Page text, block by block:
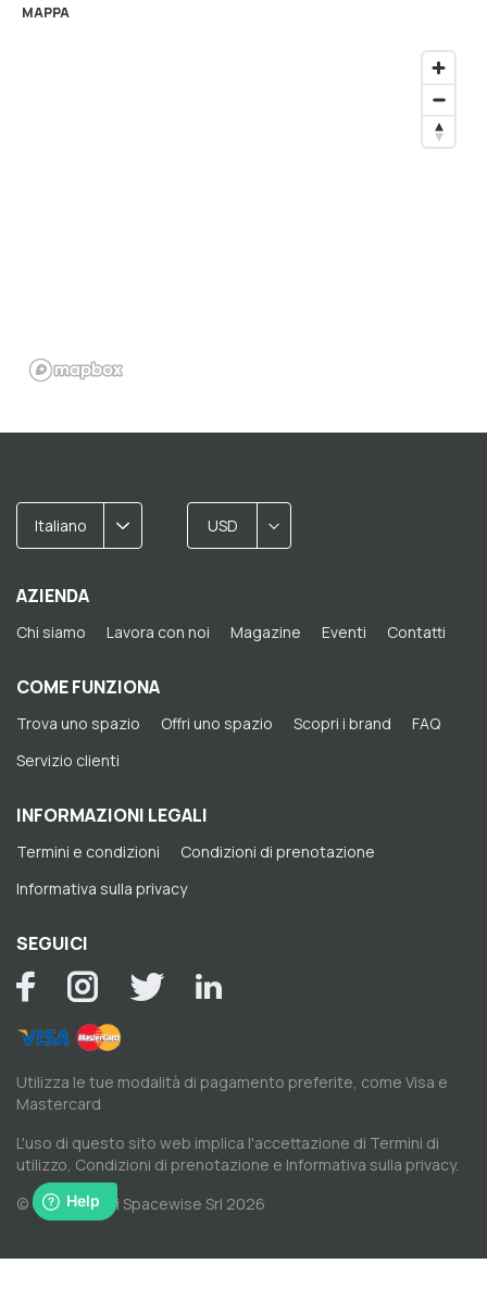
MAPPA
Italiano USD
AZIENDA
Chi siamo Lavora con noi Magazine Eventi Contatti
COME FUNZIONA
Trova uno spazio Offri uno spazio Scopri i brand
FAQ
Servizio clienti
INFORMAZIONI LEGALI
Termini e condizioni
Condizioni di prenotazione
Informativa sulla privacy
SEGUICI
Utilizza le tue modalità di pagamento preferite, come Visa e
Mastercard
L'uso di questo sito web implica l'accettazione di Termini di
utilizzo, Condizioni di prenotazione e Informativa sulla privacy.
© Copyright di Spacewise Srl 2026